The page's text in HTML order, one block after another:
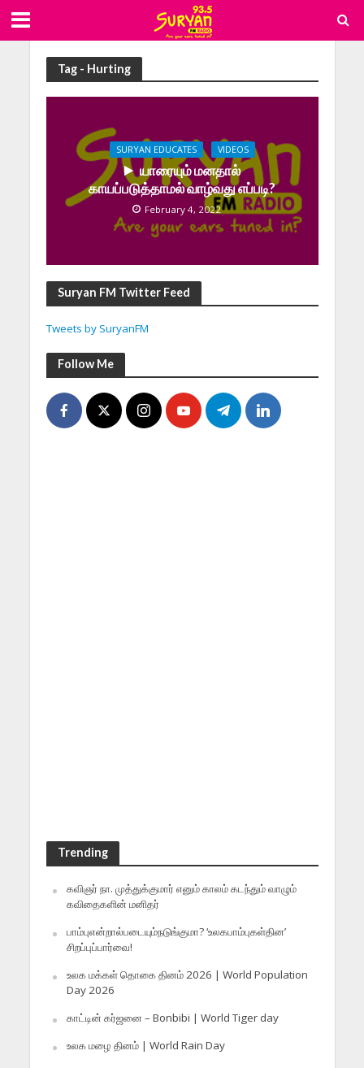
Tag - Hurting
SURYAN EDUCATES VIDEOS
யாரையும் மனதால்
காயப்படுத்தாமல் வாழ்வது எப்படி?
February 4, 2022
Suryan FM Twitter Feed
Tweets by SuryanFM
Follow Me
Trending
கவிஞர் நா. முத்துக்குமார் எனும் காலம் கடந்தும் வாழும்
கவிதைகளின் மனிதர்
பாம்புஎன்றால்படையும்நடுங்குமா? ‘உலகபாம்புகள்தின’
சிறப்புப்பார்வை!
உலக மக்கள் தொகை தினம் 2026 | World Population
Day 2026
காட்டின் கர்ஜனை – Bonbibi | World Tiger day
உலக மழை தினம் | World Rain Day